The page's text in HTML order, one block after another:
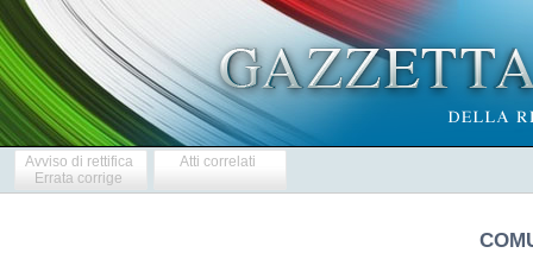
Avviso di rettifica
Errata corrige
Atti correlati